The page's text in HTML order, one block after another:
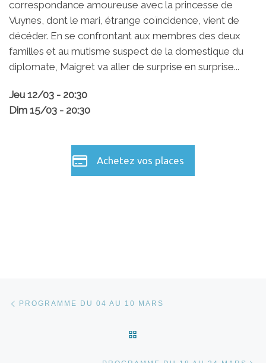
correspondance amoureuse avec la princesse de
Vuynes, dont le mari, étrange coïncidence, vient de
décéder. En se confrontant aux membres des deux
familles et au mutisme suspect de la domestique du
diplomate, Maigret va aller de surprise en surprise...
Jeu 12/03 - 20:30
Dim 15/03 - 20:30
Achetez vos places
Parcourir les articles
PROGRAMME DU 04 AU 10 MARS